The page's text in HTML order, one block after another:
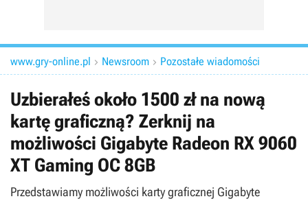
www.gry-online.pl  Newsroom  Pozostałe wiadomości
Uzbierałeś około 1500 zł na nową
kartę graficzną? Zerknij na
możliwości Gigabyte Radeon RX 9060
XT Gaming OC 8GB
Przedstawiamy możliwości karty graficznej Gigabyte